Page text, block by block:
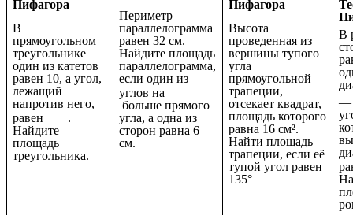
Пифагора
В
прямоугольном
треугольнике
один из катетов
равен 10, а угол,
лежащий
напротив него,
равен
.
Найдите
площадь
треугольника.
Периметр
параллелограмма
равен 32 см.
Найдите площадь
параллелограмма,
если один из
углов на
больше прямого
угла, а одна из
сторон равна 6
см.
Пифагора
Высота
проведенная из
вершины тупого
угла
прямоугольной
трапеции,
отсекает квадрат,
площадь которого
равна 16 см².
Найти площадь
трапеции, если её
тупой угол равен
135°
В